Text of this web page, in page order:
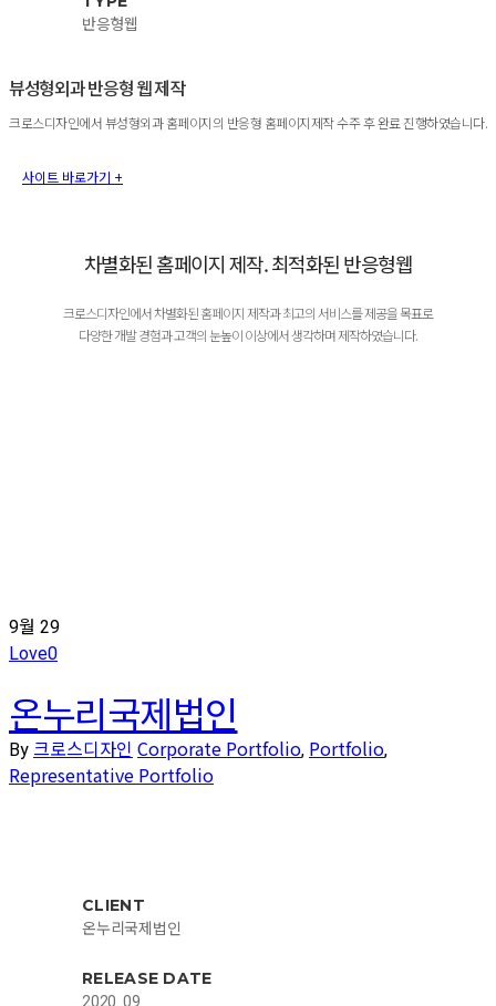
반응형웹
뷰성형외과 반응형 웹 제작
크로스디자인에서 뷰성형외과 홈페이지의 반응형 홈페이지제작 수주 후 완료 진행하였습니다.
사이트 바로가기 +
차별화된 홈페이지 제작. 최적화된 반응형웹
크로스디자인에서 차별화된 홈페이지 제작과 최고의 서비스를 제공을 목표로
다양한 개발 경험과 고객의 눈높이 이상에서 생각하며 제작하였습니다.
9월 29
Love0
온누리국제법인
By 크로스디자인 Corporate Portfolio, Portfolio,
Representative Portfolio
CLIENT
온누리국제법인
RELEASE DATE
2020. 09